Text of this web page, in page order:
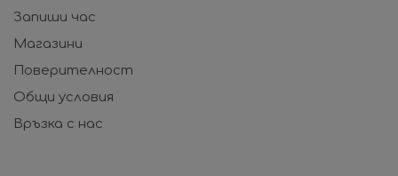
Запиши час
Магазини
Поверителност
Общи условия
Връзка с нас